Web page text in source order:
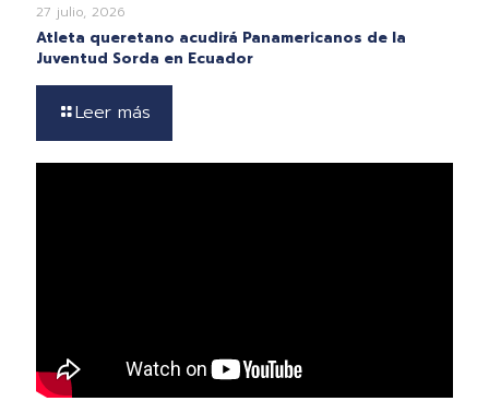
27 julio, 2026
Atleta queretano acudirá Panamericanos de la
Juventud Sorda en Ecuador
Leer más